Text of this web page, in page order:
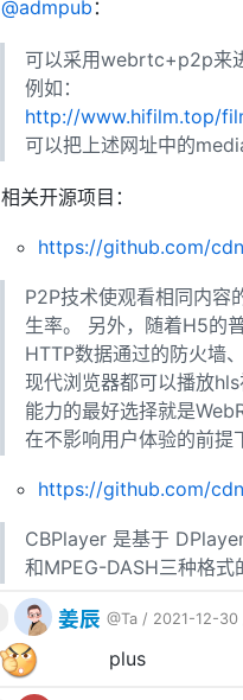
4a. 尝试用ffmpeg命令行中
后面可以接各种资源，
如果音频编码不是aac，可
请给网址打引号，防止生出
vestream'
按ctrl+c关闭ffmpeg。
4b. 写一个循环，失败时自
4a 参数调好，确认没问题
while true ; do ffmpeg
calhost/live/livestream'
因为循环会不断重启
关于ffmpeg的
@admpub ：
可以采用webrtc+p2p来
例如：
http://www.hifilm.top/
可以把上述网址中的
相关开源项目：
https://github.com/
P2P技术使观看相同内容
生率。 另外，随着H5的
HTTP数据通过的防火墙
现代浏览器都可以播放
能力的最好选择就是
在不影响用户体验的前提
https://github.com/
CBPlayer 是基于
和MPEG-DASH三种格式
姜辰 @Ta / 2021-12-30
🐯🐮🍺plus